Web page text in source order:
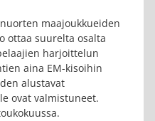
maajoukkueiden
ottaa suurelta osalta
harjoittelun
aina EM-kisoihin
alustavat
ovat valmistuneet.